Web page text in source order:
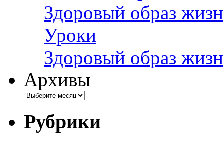
Здоровый образ
Уроки
Здоровый образ
Архивы
Рубрики